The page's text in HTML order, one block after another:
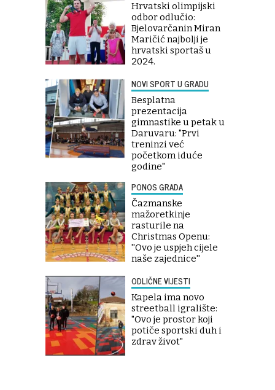
Hrvatski olimpijski
odbor odlučio:
Bjelovarčanin Miran
Maričić najbolji je
hrvatski sportaš u
2024.
NOVI SPORT U GRADU
Besplatna
prezentacija
gimnastike u petak u
Daruvaru: "Prvi
treninzi već
početkom iduće
godine"
PONOS GRADA
Čazmanske
mažoretkinje
rasturile na
Christmas Openu:
''Ovo je uspjeh cijele
naše zajednice''
ODLIČNE VIJESTI
Kapela ima novo
streetball igralište:
"Ovo je prostor koji
potiče sportski duh i
zdrav život"